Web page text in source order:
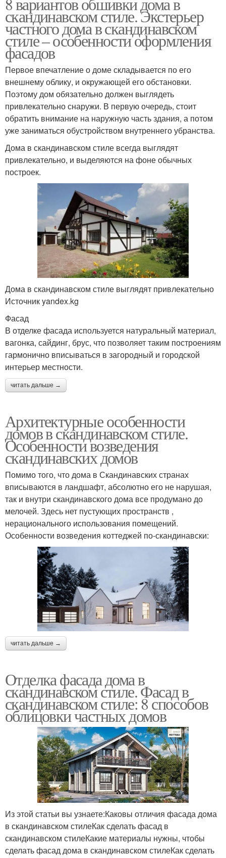
скандинавском стиле. Экстерьер
частного дома в скандинавском
стиле – особенности оформления
фасадов
Первое впечатление о доме складывается по его
внешнему облику, и окружающей его обстановки.
Поэтому дом обязательно должен выглядеть
привлекательно снаружи. В первую очередь, стоит
обратить внимание на наружную часть здания, а потом
уже заниматься обустройством внутреннего убранства.
Дома в скандинавском стиле всегда выглядят
привлекательно, и выделяются на фоне обычных
построек.
Дома в скандинавском стиле выглядят привлекательно
Источник yandex.kg
Фасад
В отделке фасада используется натуральный материал,
вагонка, сайдинг, брус, что позволяет таким построениям
гармонично вписываться в загородный и городской
интерьер местности.
читать дальше →
Архитектурные особенности
домов в скандинавском стиле.
Особенности возведения
скандинавских домов
Помимо того, что дома в Скандинавских странах
вписываются в ландшафт, абсолютно его не нарушая,
так и внутри скандинавского дома все продумано до
мелочей. Здесь нет пустующих пространств ,
нерационального использования помещений.
Особенности возведения коттеджей по-скандинавски:
читать дальше →
Отделка фасада дома в
скандинавском стиле. Фасад в
скандинавском стиле: 8 способов
облицовки частных домов
Из этой статьи вы узнаете:Каковы отличия фасада дома
в скандинавском стилеКак сделать фасад в
скандинавском стилеКакие материалы нужны, чтобы
сделать фасад дома в скандинавском стилеКак сделать